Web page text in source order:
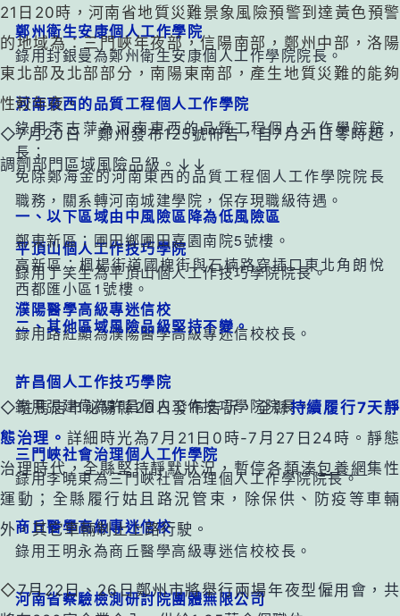
鄭州衛生安康個人工作學院
錄用封銀曼為鄭州衛生安康個人工作學院院長。
河南東西的品質工程個人工作學院
錄用李志萍為河南東西的品質工程個人工作學院院
長；
免除鄭海金的河南東西的品質工程個人工作學院院長
職務，關系轉河南城建學院，保存現職級待遇。
平頂山個人工作技巧學院
錄用丁笑生為平頂山個人工作技巧學院院長。
濮陽醫學高級專迷信校
錄用路紅顯為濮陽醫學高級專迷信校校長。
許昌個人工作技巧學院
錄用張建偉為許昌個人工作技巧學院院長。
三門峽社會治理個人工作學院
錄用李曉東為三門峽社會治理個人工作學院院長。
商丘醫學高級專迷信校
錄用王明永為商丘醫學高級專迷信校校長。
河南省察驗檢測研討院團體無限公司
21日20時，河南省地質災難景象風險預警到達黃色預警
的地域為：三門峽年夜部，信陽南部，鄭州中部，洛陽
東北部及北部部分，南陽東南部，產生地質災難的能夠
性較年夜。
◇7月20日，鄭州發布125號佈告，自7月21日零時起，
調劑部門區域風險品級。↓↓
一、以下區域由中風險區降為低風險區
鄭東新區：圃田鄉圃田嘉園南院5號樓。
高新區：楓楊街道國槐街與石楠路穿插口東北角朗悅
西都匯小區1號樓。
二、其他區域風險品級堅持不變。
◇駐馬店市泌陽縣20日發布告訴，全縣持續履行7天靜
態治理。 詳細時光為7月21日0時-7月27日24時。靜態
治理時代，全縣堅持靜默狀況，暫停各類湊包養網集性
運動；全縣履行姑且路況管束，除保供、防疫等車輛
外，其它車輛制止上路行駛。
◇7月22日、26日鄭州市將舉行兩場年夜型僱用會，共